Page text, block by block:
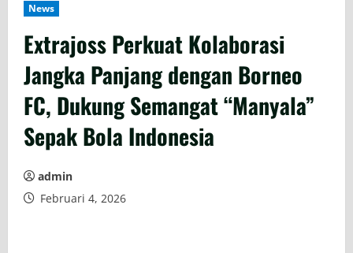
News
Extrajoss Perkuat Kolaborasi
Jangka Panjang dengan Borneo
FC, Dukung Semangat “Manyala”
Sepak Bola Indonesia
admin
Februari 4, 2026